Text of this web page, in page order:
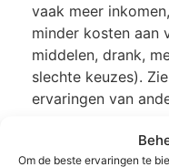
Om de beste ervaringen te
vaak meer
minder kosten aan
middelen, drank,
slechte keuzes).
ervaringen van
Omdat we jou
tijdens de sessies